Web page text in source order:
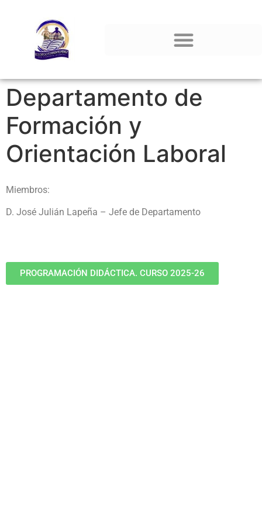
Departamento de
Formación y
Orientación Laboral
Miembros:
D. José Julián Lapeña – Jefe de Departamento
PROGRAMACIÓN DIDÁCTICA. CURSO 2025-26